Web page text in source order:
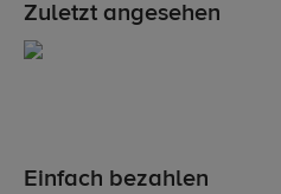
Zuletzt angesehen
Einfach bezahlen